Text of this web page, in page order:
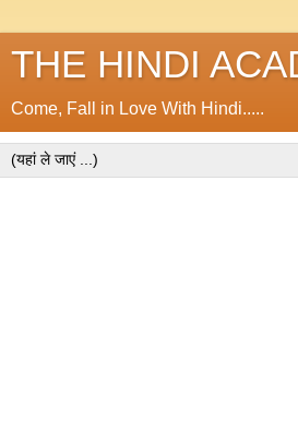
THE HINDI
Come, Fall in Love With Hindi.....